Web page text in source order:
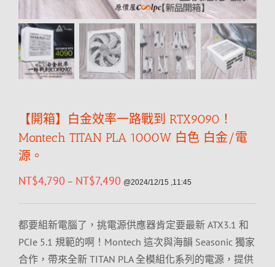
【開箱】白金效率一路戰到 RTX9090！
Montech TITAN PLA 1000W 白色 白金/電
源。
NT$4,790 – NT$7,490 @2024/12/15 ,11:45
都要組新電腦了，挑電源供應器肯定要最新 ATX3.1 和
PCIe 5.1 規範的啊！Montech 這次與海韻 Seasonic 獨家
合作，帶來全新 TITAN PLA 全模組化系列的電源，提供